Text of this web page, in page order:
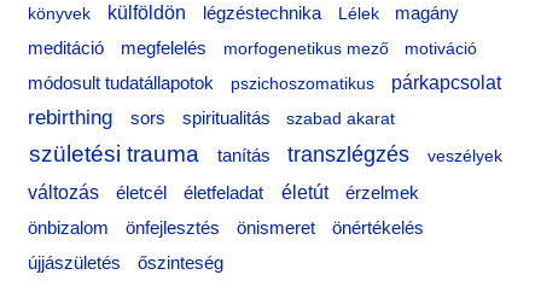
könyvek külföldön légzéstechnika Lélek magány
meditáció megfelelés morfogenetikus mező motiváció
módosult tudatállapotok pszichoszomatikus párkapcsolat
rebirthing sors spiritualitás szabad akarat
születési trauma tanítás transzlégzés veszélyek
változás életcél életfeladat életút
érzelmek
önbizalom
önfejlesztés önismeret
önértékelés
újjászületés
őszinteség